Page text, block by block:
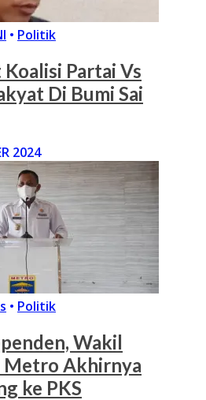
• Politik
Partai Vs
Di Bumi Sai
2024
• Politik
Wakil
Akhirnya
ke PKS